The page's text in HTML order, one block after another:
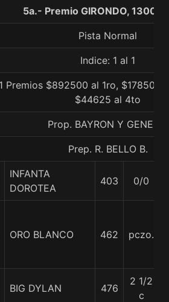
5a.- Premio GIRONDO, 1300
Pista Normal
Indice: 1 al 1
Premios $892500 al 1ro,
$44625 al 4to
Prop. BAYRON Y GENESIS
Prep. R. BELLO B.
INFANTA
DOROTEA
403 0/0
ORO BLANCO 462 pczo.
BIG DYLAN 476
2 1/2
c